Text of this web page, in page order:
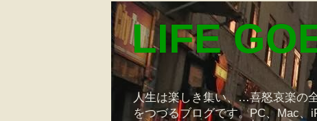
LIFE
人生は楽しき集い、…喜怒哀楽の
をつづるブログです。PC、Mac